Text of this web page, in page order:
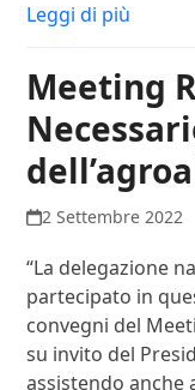
Leggi di più
Meeting
2 Settembre 2022
“La delegazione
partecipato in
convegni del
su invito del
assistendo